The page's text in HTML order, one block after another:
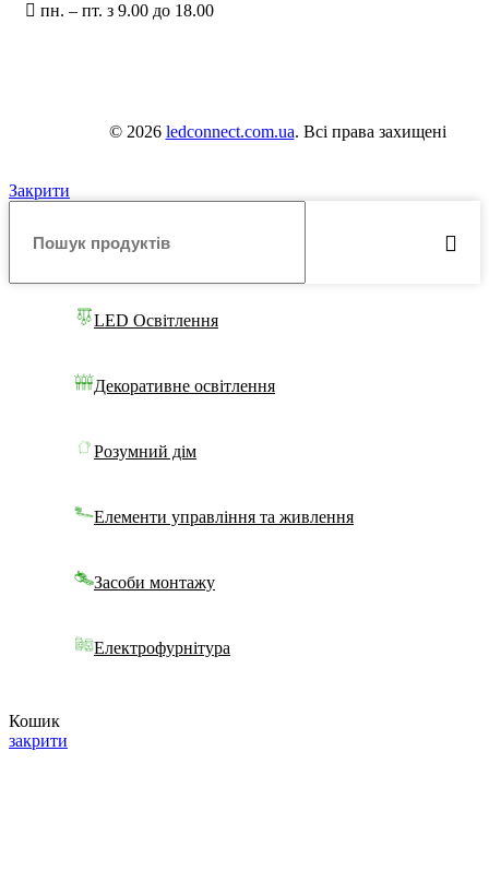
пн. – пт. з 9.00 до 18.00
© 2026 ledconnect.com.ua. Всі права захищені
Закрити
LED Освітлення
Декоративне освітлення
Розумний дім
Елементи управління та живлення
Засоби монтажу
Електрофурнітура
Кошик
закрити